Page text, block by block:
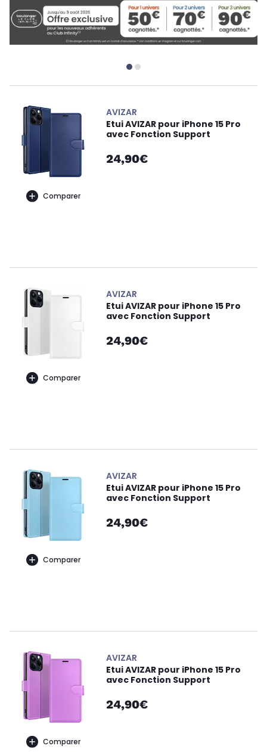
Comparer
AVIZAR
Etui AVIZAR pour iPhone 15 Pro
avec Fonction Support
24,90€
Comparer
AVIZAR
Etui AVIZAR pour iPhone 15 Pro
avec Fonction Support
24,90€
Comparer
AVIZAR
Etui AVIZAR pour iPhone 15 Pro
avec Fonction Support
24,90€
Comparer
AVIZAR
Etui AVIZAR pour iPhone 15 Pro
avec Fonction Support
24,90€